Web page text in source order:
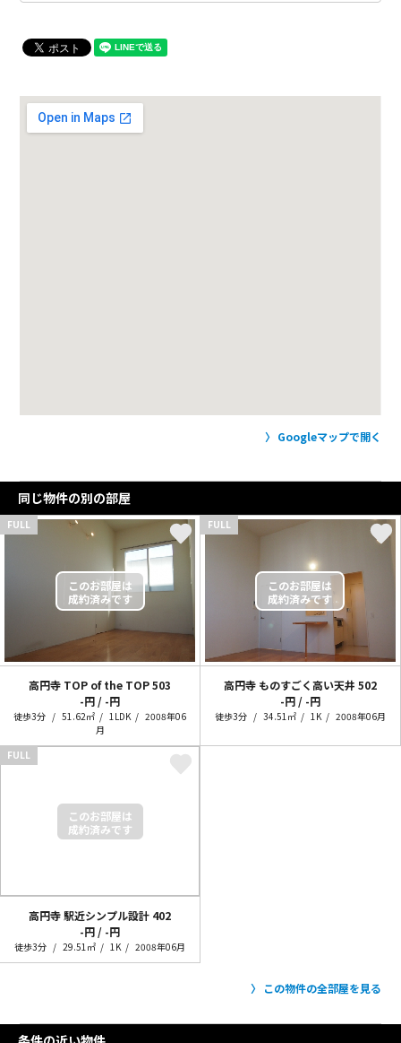
Googleマップで開く
同じ物件の別の部屋
FULL
高円寺 TOP of the TOP503
-円 / -円
徒歩3分 51.62㎡ 1LDK
2008年06
月
FULL
高円寺 ものすごく高い天井 502
-円 / -円
徒歩3分 34.51㎡ 1K 2008年06月
FULL
高円寺 駅近シンプル設計 402
-円 / -円
徒歩3分 29.51㎡ 1K 2008年06月
この物件の全部屋を見る